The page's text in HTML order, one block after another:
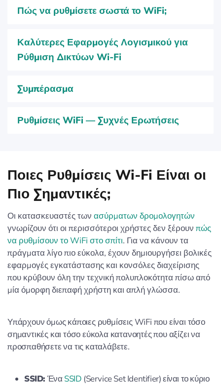
Πώς να ρυθμίσετε σωστά το WiFi;
Καλύτερες Εφαρμογές Λογισμικού για
Ρύθμιση Δικτύων Wi-Fi
Συμπέρασμα
Ρυθμίσεις WiFi — Συχνές Ερωτήσεις
Ποιες Ρυθμίσεις Wi-Fi Είναι οι
Πιο Σημαντικές;
Οι κατασκευαστές των ασύρματων δρομολογητών
γνωρίζουν ότι οι περισσότεροι χρήστες δεν ξέρουν πώς
να ρυθμίσουν το WiFi στο σπίτι. Για να κάνουν τα
πράγματα λίγο πιο εύκολα, έχουν δημιουργήσει βολικές
εφαρμογές εγκατάστασης και κονσόλες διαχείρισης
που κρύβουν όλη την τεχνική πολυπλοκότητα πίσω από
μία όμορφη διεπαφή χρήστη και απλή γλώσσα.
Υπάρχουν όμως κάποιες ρυθμίσεις WiFi που είναι τόσο
σημαντικές και τόσο εύκολα κατανοητές που αξίζει να
προσπαθήσετε να τις καταλάβετε.
SSID: ΈναSSID (Service Set Identifier) είναι το κύριο